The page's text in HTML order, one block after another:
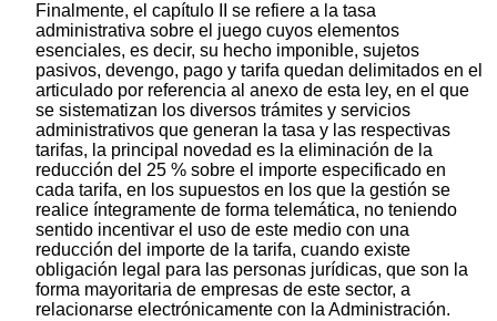
Finalmente, el capítulo II se refiere a la tasa
administrativa sobre el juego cuyos elementos
esenciales, es decir, su hecho imponible, sujetos
pasivos, devengo, pago y tarifa quedan delimitados en el
articulado por referencia al anexo de esta ley, en el que
se sistematizan los diversos trámites y servicios
administrativos que generan la tasa y las respectivas
tarifas, la principal novedad es la eliminación de la
reducción del 25 % sobre el importe especificado en
cada tarifa, en los supuestos en los que la gestión se
realice íntegramente de forma telemática, no teniendo
sentido incentivar el uso de este medio con una
reducción del importe de la tarifa, cuando existe
obligación legal para las personas jurídicas, que son la
forma mayoritaria de empresas de este sector, a
relacionarse electrónicamente con la Administración.